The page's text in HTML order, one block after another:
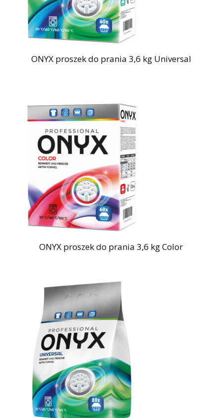
ONYX proszek do prania 3,6 kg Universal
ONYX proszek do prania 3,6 kg Color